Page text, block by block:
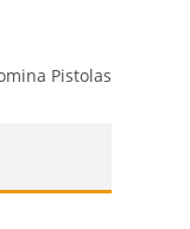
Pistolas